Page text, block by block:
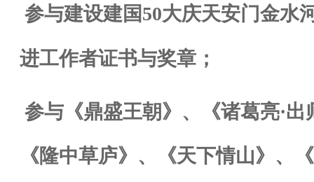
参与建设建国50大庆天安门金水
进工作者证书与奖章；
参与《鼎盛王朝》、《诸葛亮·
《隆中草庐》、《天下情山》、